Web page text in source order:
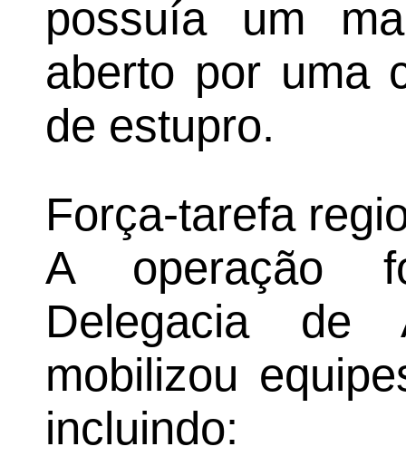
possuía um
aberto por uma
de estupro.
Força-tarefa
A operação
Delegacia de
mobilizou
incluindo: